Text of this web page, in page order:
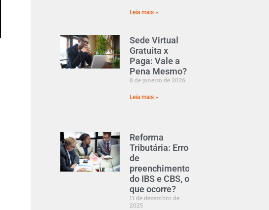
Leia mais »
Sede Virtual
Gratuita x
Paga: Vale a
Pena Mesmo?
8 de janeiro de 2026
Leia mais »
Reforma
Tributária: Erro
de
preenchimento
do IBS e CBS, o
que ocorre?
11 de dezembro de
2025